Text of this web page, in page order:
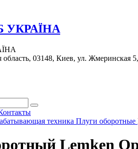
УКРАЇНА
область, 03148, Киев, ул. Жмеринская
техника Плуги оборотные
Lemken